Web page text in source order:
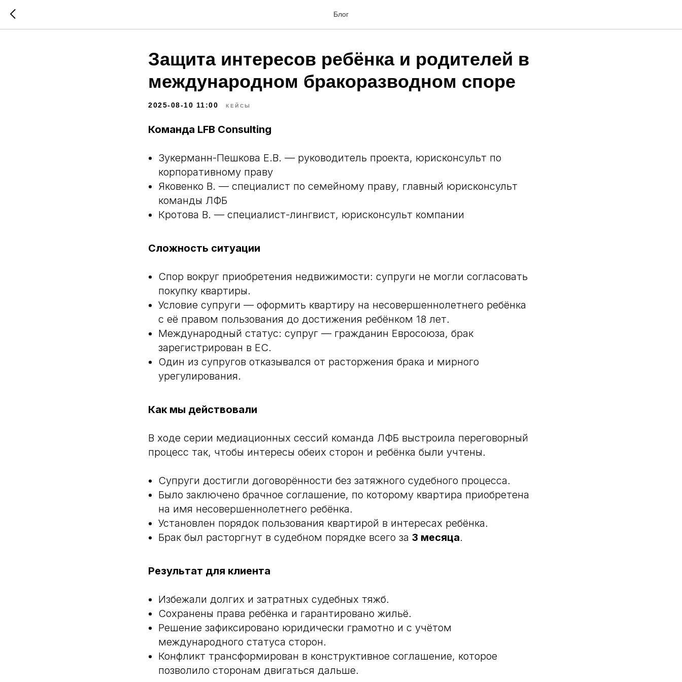
Блог
Защита интересов ребёнка и родителей в
международном бракоразводном споре
2025-08-10 11:00 КЕЙСЫ
Команда LFB Consulting
Зукерманн-Пешкова Е.В. — руководитель проекта, юрисконсульт по
корпоративному праву
Яковенко В. — специалист по семейному праву, главный юрисконсульт
команды ЛФБ
Кротова В. — специалист-лингвист, юрисконсульт компании
Сложность ситуации
Спор вокруг приобретения недвижимости: супруги не могли согласовать
покупку квартиры.
Условие супруги — оформить квартиру на несовершеннолетнего ребёнка
с её правом пользования до достижения ребёнком 18 лет.
Международный статус: супруг — гражданин Евросоюза, брак
зарегистрирован в ЕС.
Один из супругов отказывался от расторжения брака и мирного
урегулирования.
Как мы действовали
В ходе серии медиационных сессий команда ЛФБ выстроила переговорный
процесс так, чтобы интересы обеих сторон и ребёнка были учтены.
Супруги достигли договорённости без затяжного судебного процесса.
Было заключено брачное соглашение, по которому квартира приобретена
на имя несовершеннолетнего ребёнка.
Установлен порядок пользования квартирой в интересах ребёнка.
Брак был расторгнут в судебном порядке всего за 3 месяца.
Результат для клиента
Избежали долгих и затратных судебных тяжб.
Сохранены права ребёнка и гарантировано жильё.
Решение зафиксировано юридически грамотно и с учётом
международного статуса сторон.
Конфликт трансформирован в конструктивное соглашение, которое
позволило сторонам двигаться дальше.